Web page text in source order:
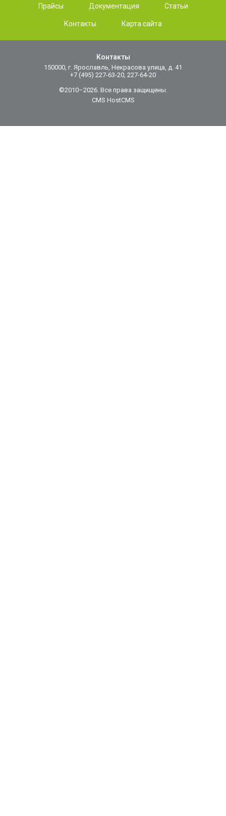
Прайсы Документация Статьи
Контакты Карта сайта
Контакты
150000, г. Ярославль, Некрасова улица, д. 41
+7 (495) 227-63-20, 227-64-20
©2010–2026. Все права защищены.
CMS HostCMS